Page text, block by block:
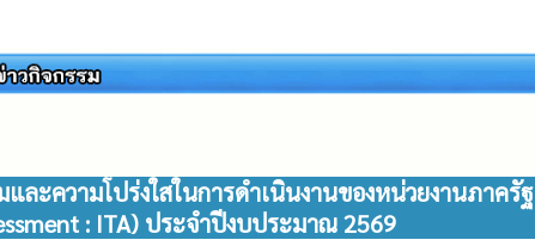
ะความโปร่งใสในการดำเนินงานของหน่วยงานภาครัฐ
: ITA) ประจำปีงบประมาณ 2569